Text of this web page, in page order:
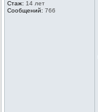
Стаж: 14 лет
Сообщений: 766